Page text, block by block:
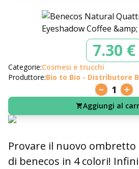
7.30 €
Categorie:Cosmesi e trucchi
Produttore:Bio to Bio - Distributore
1
Aggiungi al
Provare il nuovo
di benecos in 4 colori!